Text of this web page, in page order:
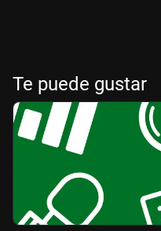
Te puede gustar